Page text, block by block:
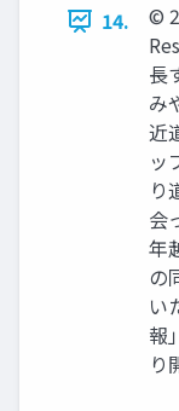
14.
©
長
み
近
ッ
り
会
年
の
い
報
り